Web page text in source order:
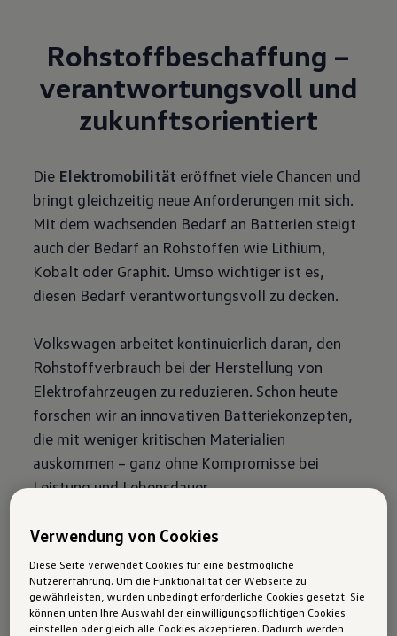
Rohstoffbeschaffung –
verantwortungsvoll und
zukunftsorientiert
Die Elektromobilität eröffnet viele Chancen und
bringt gleichzeitig neue Anforderungen mit sich.
Mit dem wachsenden Bedarf an Batterien steigt
auch der Bedarf an Rohstoffen wie Lithium,
Kobalt oder Graphit. Umso wichtiger ist es,
diesen Bedarf verantwortungsvoll zu decken.
Volkswagen arbeitet kontinuierlich daran, den
Rohstoffverbrauch bei der Herstellung von
Elektrofahrzeugen zu reduzieren. Schon heute
forschen wir an innovativen Batteriekonzepten,
die mit weniger kritischen Materialien
auskommen – ganz ohne Kompromisse bei
Leistung und Lebensdauer.
Ein zentraler Ansatz ist das Recycling.
Altbatterien werden nicht entsorgt, sondern als
wertvolle Quelle für Rohstoffe betrachtet. Seit
2020 betreibt Volkswagen eine eigene Pilot-
Recyclinganlage in Salzgitter. Dort entsteht ein
Verwendung von Cookies
Diese Seite verwendet Cookies für eine bestmögliche
Nutzererfahrung. Um die Funktionalität der Webseite zu
gewährleisten, wurden unbedingt erforderliche Cookies gesetzt. Sie
können unten Ihre Auswahl der einwilligungspflichtigen Cookies
einstellen oder gleich alle Cookies akzeptieren. Dadurch werden